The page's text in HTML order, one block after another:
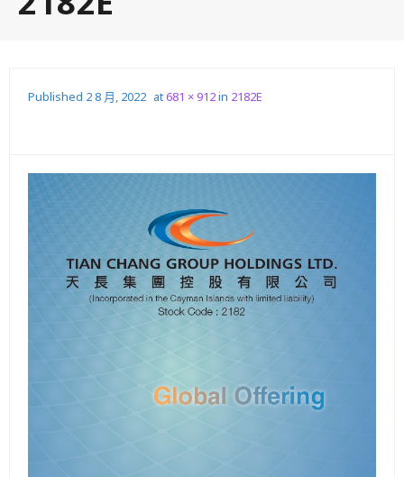
Published 2 8 月, 2022 at681 × 912in 2182E